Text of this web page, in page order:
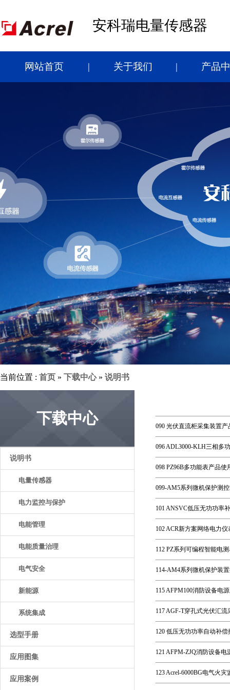
安科瑞电量传感器
网站首页 关于我们 产品
当前位置 : 首页 » 下载中心» 说明书
下载中心
说明书
电量传感器
电力监控与保护
电能管理
电能质量治理
电气安全
新能源
系统集成
选型手册
应用图集
应用案例
090 光伏直流柜采集装置产
096 ADL3000-KLH三相多
098 PZ96B多功能表产品使
099-AM5系列微机保护测
101 ANSVC低压无功功率
102 ACR新方案网络电力
112 PZ系列可编程智能电
114-AM4系列微机保护装
115 AFPM100消防设备电
117 AGF-T穿孔式光伏汇
120 低压无功功率自动补
121 AFPM-ZJQ消防设备
123 Acrel-6000BG电气火